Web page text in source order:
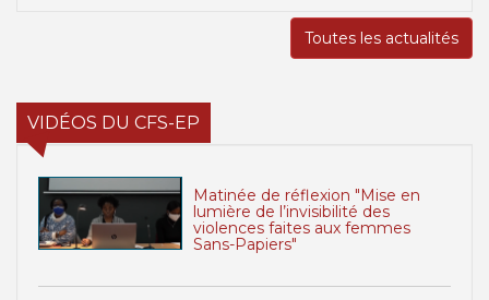
Toutes les actualités
VIDÉOS DU CFS-EP
Matinée de réflexion "Mise en
lumière de l’invisibilité des
violences faites aux femmes
Sans-Papiers"